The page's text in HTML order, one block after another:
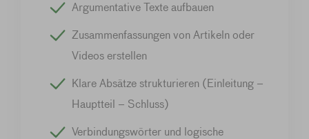
Argumentative Texte aufbauen
Zusammenfassungen von Artikeln oder
Videos erstellen
Klare Absätze strukturieren (Einleitung –
Hauptteil – Schluss)
Verbindungswörter und logische